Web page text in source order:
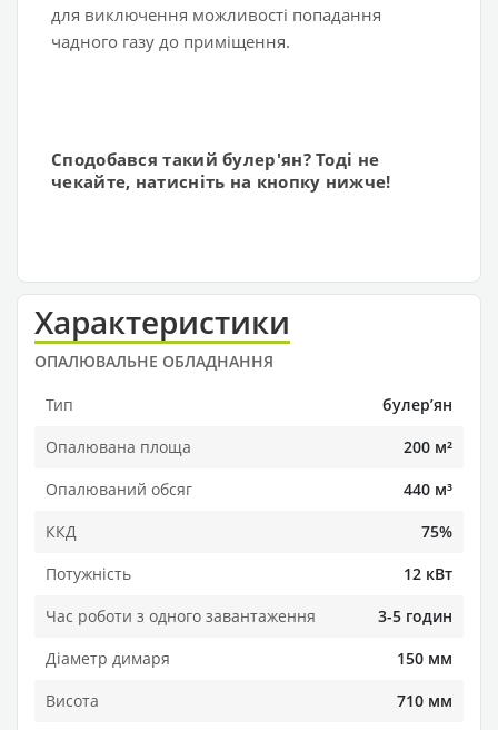
для виключення можливості попадання
чадного газу до приміщення.
Сподобався такий булер'ян? Тоді не
чекайте, натисніть на кнопку нижче!
Характеристики
ОПАЛЮВАЛЬНЕ ОБЛАДНАННЯ
Тип
булерʼян
Опалювана площа
200 м²
Опалюваний обсяг
440 м³
ККД
75%
Потужність
12 кВт
Час роботи з одного завантаження
3-5 годин
Діаметр димаря
150 мм
Висота
710 мм